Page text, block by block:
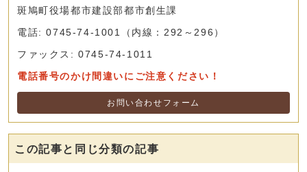
斑鳩町役場都市建設部都市創生課
電話: 0745-74-1001（内線：292～296）
ファックス: 0745-74-1011
電話番号のかけ間違いにご注意ください！
お問い合わせフォーム
この記事と同じ分類の記事